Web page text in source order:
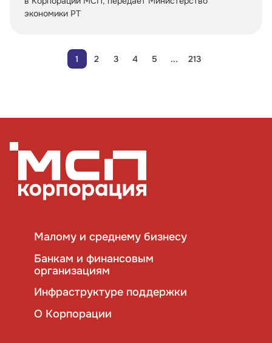
экономики РТ
1 2 3 4 5 ... 213
Малому и среднему бизнесу
Банкам и финансовым
организациям
Инфраструктуре поддержки
О Корпорации